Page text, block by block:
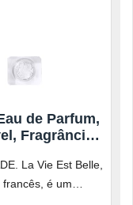
de Parfum,
Fragrância
Projeção,
La Vie Est Belle,
francês, é um